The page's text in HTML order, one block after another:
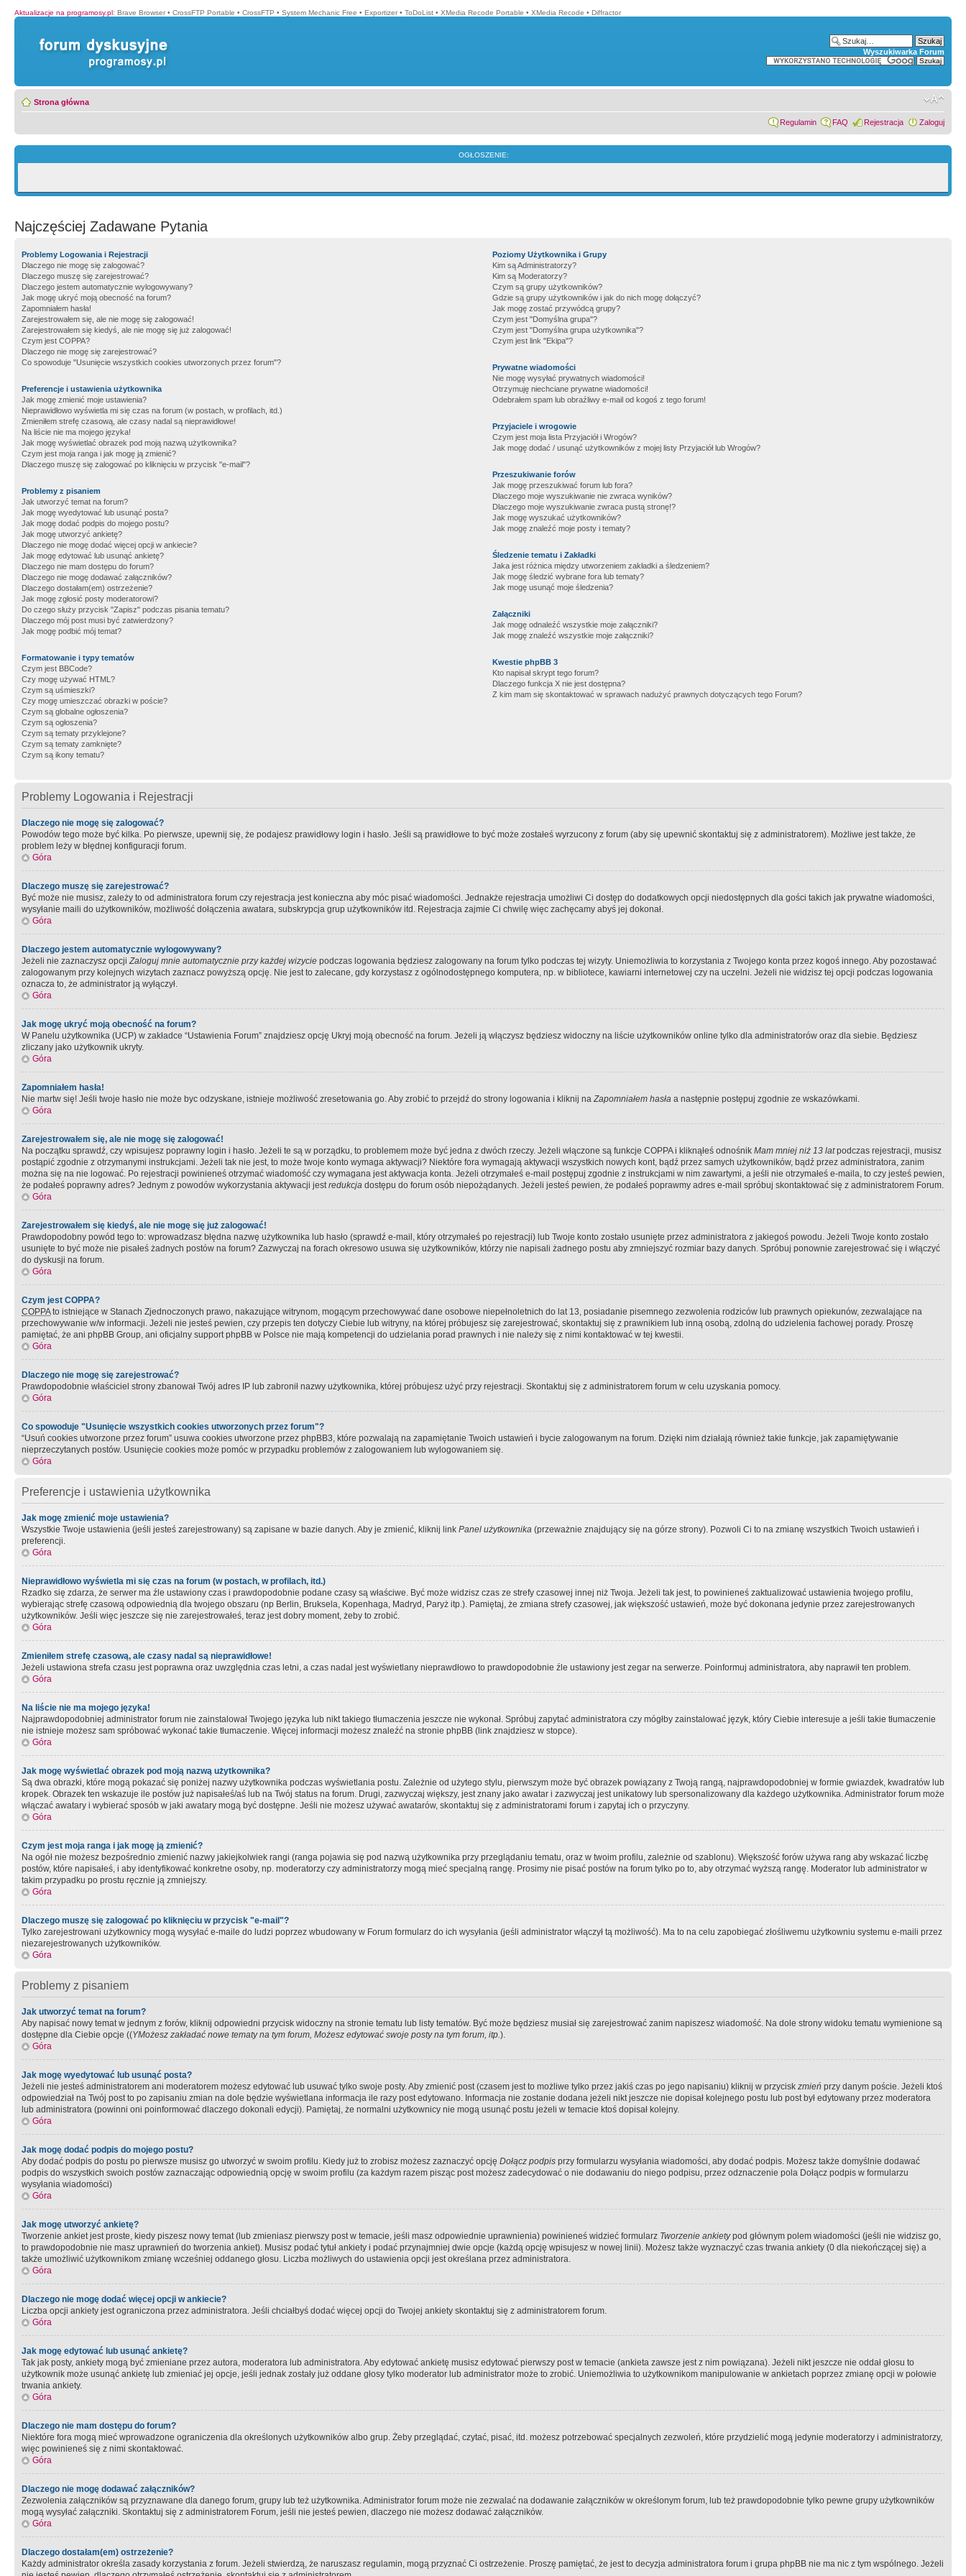
Aktualizacje na programosy.pl: Brave Browser • CrossFTP Portable • CrossFTP • System Mechanic Free • Exportizer • ToDoList • XMedia Recode Portable • XMedia Recode • Diffractor
Wyszukiwarka Forum
Strona główna
Regulamin FAQ Rejestracja Zaloguj
OGŁOSZENIE:
Najczęściej Zadawane Pytania
Problemy Logowania i Rejestracji
Dlaczego nie mogę się zalogować?
Dlaczego muszę się zarejestrować?
Dlaczego jestem automatycznie wylogowywany?
Jak mogę ukryć moją obecność na forum?
Zapomniałem hasła!
Zarejestrowałem się, ale nie mogę się zalogować!
Zarejestrowałem się kiedyś, ale nie mogę się już zalogować!
Czym jest COPPA?
Dlaczego nie mogę się zarejestrować?
Co spowoduje "Usunięcie wszystkich cookies utworzonych przez forum"?
Preferencje i ustawienia użytkownika
Jak mogę zmienić moje ustawienia?
Nieprawidłowo wyświetla mi się czas na forum (w postach, w profilach, itd.)
Zmieniłem strefę czasową, ale czasy nadal są nieprawidłowe!
Na liście nie ma mojego języka!
Jak mogę wyświetlać obrazek pod moją nazwą użytkownika?
Czym jest moja ranga i jak mogę ją zmienić?
Dlaczego muszę się zalogować po kliknięciu w przycisk "e-mail"?
Problemy z pisaniem
Jak utworzyć temat na forum?
Jak mogę wyedytować lub usunąć posta?
Jak mogę dodać podpis do mojego postu?
Jak mogę utworzyć ankietę?
Dlaczego nie mogę dodać więcej opcji w ankiecie?
Jak mogę edytować lub usunąć ankietę?
Dlaczego nie mam dostępu do forum?
Dlaczego nie mogę dodawać załączników?
Dlaczego dostałam(em) ostrzeżenie?
Jak mogę zgłosić posty moderatorowi?
Do czego służy przycisk "Zapisz" podczas pisania tematu?
Dlaczego mój post musi być zatwierdzony?
Jak mogę podbić mój temat?
Formatowanie i typy tematów
Czym jest BBCode?
Czy mogę używać HTML?
Czym są uśmieszki?
Czy mogę umieszczać obrazki w poście?
Czym są globalne ogłoszenia?
Czym są ogłoszenia?
Czym są tematy przyklejone?
Czym są tematy zamknięte?
Czym są ikony tematu?
Poziomy Użytkownika i Grupy
Kim są Administratorzy?
Kim są Moderatorzy?
Czym są grupy użytkowników?
Gdzie są grupy użytkowników i jak do nich mogę dołączyć?
Jak mogę zostać przywódcą grupy?
Czym jest "Domyślna grupa"?
Czym jest "Domyślna grupa użytkownika"?
Czym jest link "Ekipa"?
Prywatne wiadomości
Nie mogę wysyłać prywatnych wiadomości!
Otrzymuję niechciane prywatne wiadomości!
Odebrałem spam lub obraźliwy e-mail od kogoś z tego forum!
Przyjaciele i wrogowie
Czym jest moja lista Przyjaciół i Wrogów?
Jak mogę dodać / usunąć użytkowników z mojej listy Przyjaciół lub Wrogów?
Przeszukiwanie forów
Jak mogę przeszukiwać forum lub fora?
Dlaczego moje wyszukiwanie nie zwraca wyników?
Dlaczego moje wyszukiwanie zwraca pustą stronę!?
Jak mogę wyszukać użytkowników?
Jak mogę znaleźć moje posty i tematy?
Śledzenie tematu i Zakładki
Jaka jest różnica między utworzeniem zakładki a śledzeniem?
Jak mogę śledzić wybrane fora lub tematy?
Jak mogę usunąć moje śledzenia?
Załączniki
Jak mogę odnaleźć wszystkie moje załączniki?
Jak mogę znaleźć wszystkie moje załączniki?
Kwestie phpBB 3
Kto napisał skrypt tego forum?
Dlaczego funkcja X nie jest dostępna?
Z kim mam się skontaktować w sprawach nadużyć prawnych dotyczących tego Forum?
Problemy Logowania i Rejestracji
Dlaczego nie mogę się zalogować?
Powodów tego może być kilka. Po pierwsze, upewnij się, że podajesz prawidłowy login i hasło. Jeśli są prawidłowe to być może zostałeś wyrzucony z forum (aby się upewnić skontaktuj się z administratorem). Możliwe jest także, że
problem leży w błędnej konfiguracji forum.
Góra
Dlaczego muszę się zarejestrować?
Być może nie musisz, zależy to od administratora forum czy rejestracja jest konieczna aby móc pisać wiadomości. Jednakże rejestracja umożliwi Ci dostęp do dodatkowych opcji niedostępnych dla gości takich jak prywatne wiadomości,
wysyłanie maili do użytkowników, możliwość dołączenia awatara, subskrypcja grup użytkowników itd. Rejestracja zajmie Ci chwilę więc zachęcamy abyś jej dokonał.
Góra
Dlaczego jestem automatycznie wylogowywany?
Jeżeli nie zaznaczysz opcjiZaloguj mnie automatycznie przy każdej wizycie podczas logowania będziesz zalogowany na forum tylko podczas tej wizyty. Uniemożliwia to korzystania z Twojego konta przez kogoś innego. Aby pozostawać
zalogowanym przy kolejnych wizytach zaznacz powyższą opcję. Nie jest to zalecane, gdy korzystasz z ogólnodostępnego komputera, np. w bibliotece, kawiarni internetowej czy na uczelni. Jeżeli nie widzisz tej opcji podczas logowania
oznacza to, że administrator ją wyłączył.
Góra
Jak mogę ukryć moją obecność na forum?
W Panelu użytkownika (UCP) w zakładce “Ustawienia Forum” znajdziesz opcję Ukryj moją obecność na forum. Jeżeli ją włączysz będziesz widoczny na liście użytkowników online tylko dla administratorów oraz dla siebie. Będziesz
zliczany jako użytkownik ukryty.
Góra
Zapomniałem hasła!
Nie martw się! Jeśli twoje hasło nie może byc odzyskane, istnieje możliwość zresetowania go. Aby zrobić to przejdź do strony logowania i kliknij naZapomniałem hasła a następnie postępuj zgodnie ze wskazówkami.
Góra
Zarejestrowałem się, ale nie mogę się zalogować!
Na początku sprawdź, czy wpisujesz poprawny login i hasło. Jeżeli te są w porządku, to problemem może być jedna z dwóch rzeczy. Jeżeli włączone są funkcje COPPA i kliknąłeś odnośnik Mam mniej niż 13 latpodczas rejestracji, musisz
postąpić zgodnie z otrzymanymi instrukcjami. Jeżeli tak nie jest, to może twoje konto wymaga aktywacji? Niektóre fora wymagają aktywacji wszystkich nowych kont, bądź przez samych użytkowników, bądź przez administratora, zanim
można się na nie logować. Po rejestracji powinieneś otrzymać wiadomość czy wymagana jest aktywacja konta. Jeżeli otrzymałeś e-mail postępuj zgodnie z instrukcjami w nim zawartymi, a jeśli nie otrzymałeś e-maila, to czy jesteś pewien,
że podałeś poprawny adres? Jednym z powodów wykorzystania aktywacji jestredukcja dostępu do forum osób niepożądanych. Jeżeli jesteś pewien, że podałeś poprawmy adres e-mail spróbuj skontaktować się z administratorem Forum.
Góra
Zarejestrowałem się kiedyś, ale nie mogę się już zalogować!
Prawdopodobny powód tego to: wprowadzasz błędna nazwę użytkownika lub hasło (sprawdź e-mail, który otrzymałeś po rejestracji) lub Twoje konto zostało usunięte przez administratora z jakiegoś powodu. Jeżeli Twoje konto zostało
usunięte to być może nie pisałeś żadnych postów na forum? Zazwyczaj na forach okresowo usuwa się użytkowników, którzy nie napisali żadnego postu aby zmniejszyć rozmiar bazy danych. Spróbuj ponownie zarejestrować się i włączyć
do dyskusji na forum.
Góra
Czym jest COPPA?
COPPAto istniejące w Stanach Zjednoczonych prawo, nakazujące witrynom, mogącym przechowywać dane osobowe niepełnoletnich do lat 13, posiadanie pisemnego zezwolenia rodziców lub prawnych opiekunów, zezwalające na
przechowywanie w/w informacji. Jeżeli nie jesteś pewien, czy przepis ten dotyczy Ciebie lub witryny, na której próbujesz się zarejestrować, skontaktuj się z prawnikiem lub inną osobą, zdolną do udzielenia fachowej porady. Proszę
pamiętać, że ani phpBB Group, ani oficjalny support phpBB w Polsce nie mają kompetencji do udzielania porad prawnych i nie należy się z nimi kontaktować w tej kwestii.
Góra
Dlaczego nie mogę się zarejestrować?
Prawdopodobnie właściciel strony zbanował Twój adres IP lub zabronił nazwy użytkownika, której próbujesz użyć przy rejestracji. Skontaktuj się z administratorem forum w celu uzyskania pomocy.
Góra
Co spowoduje "Usunięcie wszystkich cookies utworzonych przez forum"?
“Usuń cookies utworzone przez forum” usuwa cookies utworzone przez phpBB3, które pozwalają na zapamiętanie Twoich ustawień i bycie zalogowanym na forum. Dzięki nim działają również takie funkcje, jak zapamiętywanie
nieprzeczytanych postów. Usunięcie cookies może pomóc w przypadku problemów z zalogowaniem lub wylogowaniem się.
Góra
Preferencje i ustawienia użytkownika
Jak mogę zmienić moje ustawienia?
Wszystkie Twoje ustawienia (jeśli jesteś zarejestrowany) są zapisane w bazie danych. Aby je zmienić, kliknij link Panel użytkownika (przeważnie znajdujący się na górze strony). Pozwoli Ci to na zmianę wszystkich Twoich ustawień i
preferencji.
Góra
Nieprawidłowo wyświetla mi się czas na forum (w postach, w profilach, itd.)
Rzadko się zdarza, że serwer ma źle ustawiony czas i prawdopodobnie podane czasy są właściwe. Być może widzisz czas ze strefy czasowej innej niż Twoja. Jeżeli tak jest, to powinieneś zaktualizować ustawienia twojego profilu,
wybierając strefę czasową odpowiednią dla twojego obszaru (np Berlin, Bruksela, Kopenhaga, Madryd, Paryż itp.). Pamiętaj, że zmiana strefy czasowej, jak większość ustawień, może być dokonana jedynie przez zarejestrowanych
użytkowników. Jeśli więc jeszcze się nie zarejestrowałeś, teraz jest dobry moment, żeby to zrobić.
Góra
Zmieniłem strefę czasową, ale czasy nadal są nieprawidłowe!
Jeżeli ustawiona strefa czasu jest poprawna oraz uwzględnia czas letni, a czas nadal jest wyświetlany nieprawdłowo to prawdopodobnie źle ustawiony jest zegar na serwerze. Poinformuj administratora, aby naprawił ten problem.
Góra
Na liście nie ma mojego języka!
Najprawdopodobniej administrator forum nie zainstalował Twojego języka lub nikt takiego tłumaczenia jeszcze nie wykonał. Spróbuj zapytać administratora czy mógłby zainstalować język, który Ciebie interesuje a jeśli takie tłumaczenie
nie istnieje możesz sam spróbować wykonać takie tłumaczenie. Więcej informacji możesz znaleźć na stronie phpBB (link znajdziesz w stopce).
Góra
Jak mogę wyświetlać obrazek pod moją nazwą użytkownika?
Są dwa obrazki, które mogą pokazać się poniżej nazwy użytkownika podczas wyświetlania postu. Zależnie od użytego stylu, pierwszym może być obrazek powiązany z Twoją rangą, najprawdopodobniej w formie gwiazdek, kwadratów lub
kropek. Obrazek ten wskazuje ile postów już napisałeś/aś lub na Twój status na forum. Drugi, zazwyczaj większy, jest znany jako awatar i zazwyczaj jest unikatowy lub spersonalizowany dla każdego użytkownika. Administrator forum może
włączać awatary i wybierać sposób w jaki awatary mogą być dostępne. Jeśli nie możesz używać awatarów, skontaktuj się z administratorami forum i zapytaj ich o przyczyny.
Góra
Czym jest moja ranga i jak mogę ją zmienić?
Na ogół nie możesz bezpośrednio zmienić nazwy jakiejkolwiek rangi (ranga pojawia się pod nazwą użytkownika przy przeglądaniu tematu, oraz w twoim profilu, zależnie od szablonu). Większość forów używa rang aby wskazać liczbę
postów, które napisałeś, i aby identyfikować konkretne osoby, np. moderatorzy czy administratorzy mogą mieć specjalną rangę. Prosimy nie pisać postów na forum tylko po to, aby otrzymać wyższą rangę. Moderator lub administrator w
takim przypadku po prostu ręcznie ją zmniejszy.
Góra
Dlaczego muszę się zalogować po kliknięciu w przycisk "e-mail"?
Tylko zarejestrowani użytkownicy mogą wysyłać e-maile do ludzi poprzez wbudowany w Forum formularz do ich wysyłania (jeśli administrator włączył tą możliwość). Ma to na celu zapobiegać złośliwemu użytkowniu systemu e-maili przez
niezarejestrowanych użytkowników.
Góra
Problemy z pisaniem
Jak utworzyć temat na forum?
Aby napisać nowy temat w jednym z forów, kliknij odpowiedni przycisk widoczny na stronie tematu lub listy tematów. Być może będziesz musiał się zarejestrować zanim napiszesz wiadomość. Na dole strony widoku tematu wymienione są
dostępne dla Ciebie opcje ((YMożesz zakładać nowe tematy na tym forum, Możesz edytować swoje posty na tym forum, itp.).
Góra
Jak mogę wyedytować lub usunąć posta?
Jeżeli nie jesteś administratorem ani moderatorem możesz edytować lub usuwać tylko swoje posty. Aby zmienić post (czasem jest to możliwe tylko przez jakiś czas po jego napisaniu) kliknij w przycisk zmień przy danym poście. Jeżeli ktoś
odpowiedział na Twój post to po zapisaniu zmian na dole będzie wyświetlana informacja ile razy post edytowano. Informacja nie zostanie dodana jeżeli nikt jeszcze nie dopisał kolejnego postu lub post był edytowany przez moderatora
lub administratora (powinni oni poinformować dlaczego dokonali edycji). Pamiętaj, że normalni użytkownicy nie mogą usunąć postu jeżeli w temacie ktoś dopisał kolejny.
Góra
Jak mogę dodać podpis do mojego postu?
Aby dodać podpis do postu po pierwsze musisz go utworzyć w swoim profilu. Kiedy już to zrobisz możesz zaznaczyć opcję Dołącz podpis przy formularzu wysyłania wiadomości, aby dodać podpis. Możesz także domyślnie dodawać
podpis do wszystkich swoich postów zaznaczając odpowiednią opcję w swoim profilu (za każdym razem pisząc post możesz zadecydować o nie dodawaniu do niego podpisu, przez odznaczenie pola Dołącz podpis w formularzu
wysyłania wiadomości)
Góra
Jak mogę utworzyć ankietę?
Tworzenie ankiet jest proste, kiedy piszesz nowy temat (lub zmieniasz pierwszy post w temacie, jeśli masz odpowiednie uprawnienia) powinieneś widzieć formularz Tworzenie ankietypod głównym polem wiadomości (jeśli nie widzisz go,
to prawdopodobnie nie masz uprawnień do tworzenia ankiet). Musisz podać tytuł ankiety i podać przynajmniej dwie opcje (każdą opcję wpisujesz w nowej linii). Możesz także wyznaczyć czas trwania ankiety (0 dla niekończącej się) a
także umożliwić użytkownikom zmianę wcześniej oddanego głosu. Liczba możliwych do ustawienia opcji jest określana przez administratora.
Góra
Dlaczego nie mogę dodać więcej opcji w ankiecie?
Liczba opcji ankiety jest ograniczona przez administratora. Jeśli chciałbyś dodać więcej opcji do Twojej ankiety skontaktuj się z administratorem forum.
Góra
Jak mogę edytować lub usunąć ankietę?
Tak jak posty, ankiety mogą być zmieniane przez autora, moderatora lub administratora. Aby edytować ankietę musisz edytować pierwszy post w temacie (ankieta zawsze jest z nim powiązana). Jeżeli nikt jeszcze nie oddał głosu to
użytkownik może usunąć ankietę lub zmieniać jej opcje, jeśli jednak zostały już oddane głosy tylko moderator lub administrator może to zrobić. Uniemożliwia to użytkownikom manipulowanie w ankietach poprzez zmianę opcji w połowie
trwania ankiety.
Góra
Dlaczego nie mam dostępu do forum?
Niektóre fora mogą mieć wprowadzone ograniczenia dla określonych użytkowników albo grup. Żeby przeglądać, czytać, pisać, itd. możesz potrzebować specjalnych zezwoleń, które przydzielić mogą jedynie moderatorzy i administratorzy,
więc powinieneś się z nimi skontaktować.
Góra
Dlaczego nie mogę dodawać załączników?
Zezwolenia załączników są przyznawane dla danego forum, grupy lub też użytkownika. Administrator forum może nie zezwalać na dodawanie załączników w określonym forum, lub też prawdopodobnie tylko pewne grupy użytkowników
mogą wysyłać załączniki. Skontaktuj się z administratorem Forum, jeśli nie jesteś pewien, dlaczego nie możesz dodawać załączników.
Góra
Dlaczego dostałam(em) ostrzeżenie?
Każdy administrator określa zasady korzystania z forum. Jeżeli stwierdzą, że naruszasz regulamin, mogą przyznać Ci ostrzeżenie. Proszę pamiętać, że jest to decyzja administratora forum i grupa phpBB nie ma nic z tym wspólnego. Jeżeli